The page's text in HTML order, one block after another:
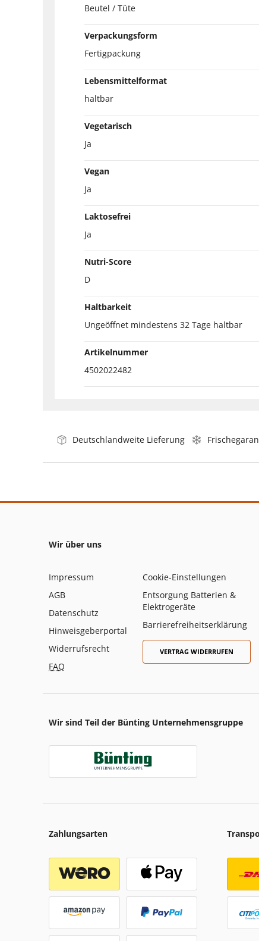
Beutel / Tüte
Verpackungsform
Fertigpackung
Lebensmittelformat
haltbar
Vegetarisch
Ja
Vegan
Ja
Laktosefrei
Ja
Nutri-Score
D
Haltbarkeit
Ungeöffnet mindestens 32 Tage haltbar
Artikelnummer
4502022482
Deutschlandweite Lieferung
Wir über uns
Impressum
AGB
Datenschutz
Hinweisgeberportal
Widerrufsrecht
FAQ
Cookie-Einstellungen
Entsorgung Batterien &
Elektrogeräte
Barrierefreiheitserklärung
VERTRAG WIDERRUFEN
Wir sind Teil der Bünting Unternehmensgruppe
Zahlungsarten